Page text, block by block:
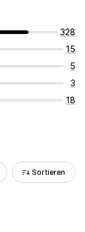
328
15
5
3
18
Sortieren